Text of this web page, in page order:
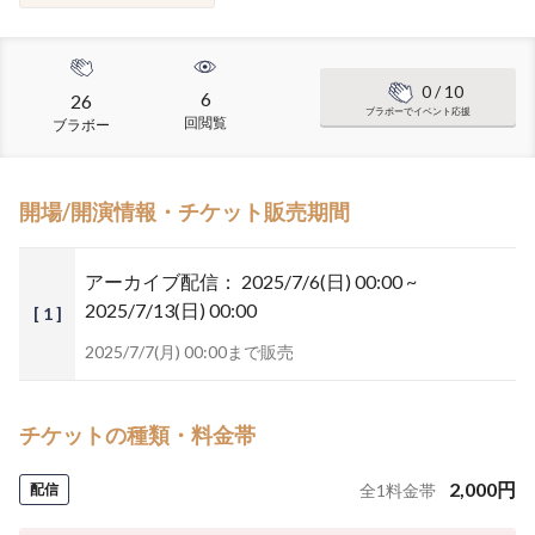
26
ブラボー
6
回閲覧
0/ 10
ブラボーでイベント応援
開場/開演情報・チケット販売期間
[ 1 ]
アーカイブ配信： 2025/7/6(日) 00:00 ~
2025/7/13(日) 00:00
2025/7/7(月) 00:00まで販売
チケットの種類・料金帯
配信 全1料金帯 2,000円